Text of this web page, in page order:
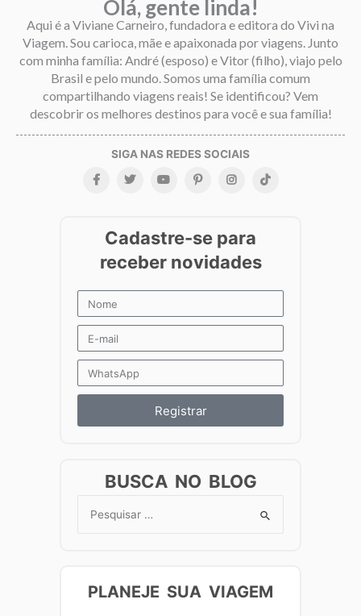
Olá, gente linda!
Aqui é a Viviane Carneiro, fundadora e editora do Vivi na
Viagem. Sou carioca, mãe e apaixonada por viagens. Junto
com minha família: André (esposo) e Vitor (filho), viajo pelo
Brasil e pelo mundo. Somos uma família comum
compartilhando viagens reais! Se identificou? Vem
descobrir os melhores destinos para você e sua família!
Registrar
BUSCA NO BLOG
Search
PLANEJE SUA VIAGEM